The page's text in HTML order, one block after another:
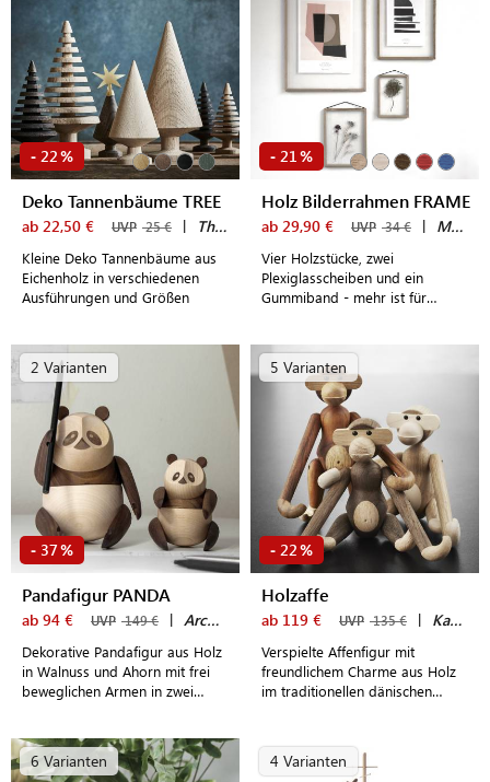
- 22 %
Deko Tannenbäume TREE
ab 22,50 € UVP 25 € | The Oak Men
Kleine Deko Tannenbäume aus
Eichenholz in verschiedenen
Ausführungen und Größen
- 21 %
Holz Bilderrahmen FRAME
ab 29,90 € UVP 34 € | MOEBE
Vier Holzstücke, zwei
Plexiglasscheiben und ein
Gummiband - mehr ist für
notwendig
2 Varianten
- 37%
Pandafigur PANDA
ab 94 € UVP 149 € | Architectmade
Dekorative Pandafigur aus Holz
in Walnuss und Ahorn mit frei
beweglichen Armen in zwei
5 Varianten
- 22 %
Holzaffe
ab 119 € UVP 135 € | Kay Bojesen
Verspielte Affenfigur mit
freundlichem Charme aus Holz
im traditionellen dänischen
6 Varianten 4 Varianten